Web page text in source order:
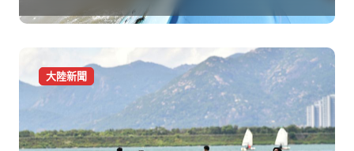
大陸新聞